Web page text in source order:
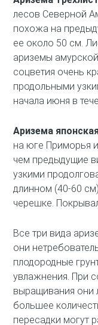
лесов Северной
похожа на
ее около 50 см.
ариземы
соцветия очень
продольными
начала июня в
Аризема
на юге Приморья
чем предыдущие
узкими
длинном (40-60
черешке.
Все три вида
они
плодородные
увлажнения. При
выращивания они
большее
пересадки могут